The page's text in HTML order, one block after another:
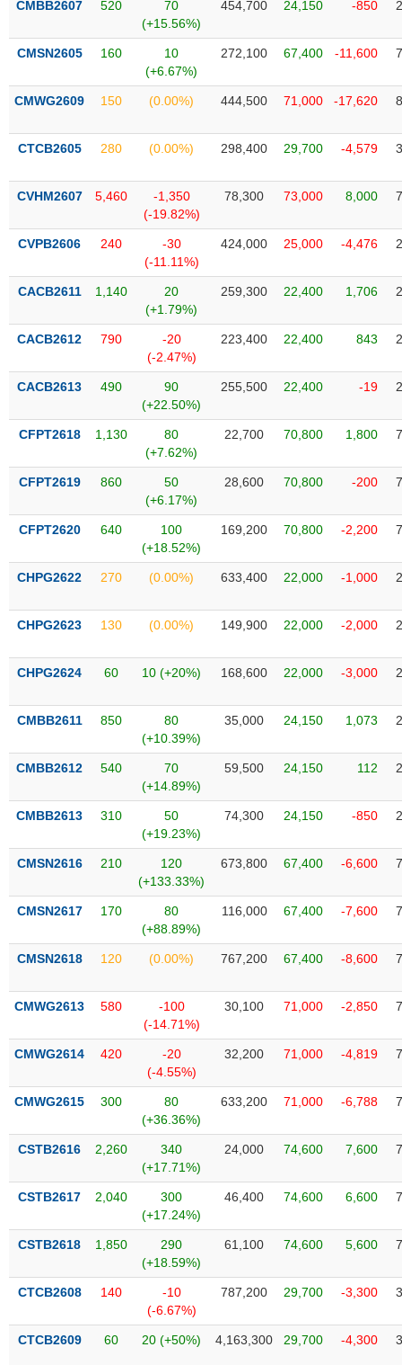
Tâm
thị
trường
CMBB2607 520
70
(+15.56%)
454,700 24,150 -850
CMSN2605 160
10
(+6.67%)
272,100 67,400 -11,600
CMWG2609 150 (0.00%) 444,500 71,000 -17,620
CTCB2605 280 (0.00%) 298,400 29,700 -4,579
CVHM2607 5,460
-1,350
(-19.82%)
78,300 73,000 8,000
CVPB2606 240
-30
(-11.11%)
424,000 25,000 -4,476
CACB2611 1,140
20
(+1.79%)
259,300 22,400 1,706
CACB2612 790
-20
(-2.47%)
223,400 22,400 843
CACB2613 490
90
(+22.50%)
255,500 22,400 -19
CFPT2618 1,130
80
(+7.62%)
22,700 70,800 1,800
CFPT2619 860
50
(+6.17%)
28,600 70,800 -200
CFPT2620 640
100
(+18.52%)
169,200 70,800 -2,200
CHPG2622 270 (0.00%) 633,400 22,000 -1,000
CHPG2623 130 (0.00%) 149,900 22,000 -2,000
CHPG2624 60 10 (+20%) 168,600 22,000 -3,000
CMBB2611 850
80
(+10.39%)
35,000 24,150 1,073
CMBB2612 540
70
(+14.89%)
59,500 24,150 112
CMBB2613 310
50
(+19.23%)
74,300 24,150 -850
CMSN2616 210
120
(+133.33%)
673,800 67,400 -6,600
CMSN2617 170
80
(+88.89%)
116,000 67,400 -7,600
CMSN2618 120 (0.00%) 767,200 67,400 -8,600
CMWG2613 580
-100
(-14.71%)
30,100 71,000 -2,850
CMWG2614 420
-20
(-4.55%)
32,200 71,000 -4,819
CMWG2615 300
80
(+36.36%)
633,200 71,000 -6,788
CSTB2616 2,260
340
(+17.71%)
24,000 74,600 7,600
CSTB2617 2,040
300
(+17.24%)
46,400 74,600 6,600
CSTB2618 1,850
290
(+18.59%)
61,100 74,600 5,600
CTCB2608 140
-10
(-6.67%)
787,200 29,700 -3,300
CTCB2609 60 20 (+50%) 4,163,300 29,700 -4,300
DÙNG
THIẾT
YẾU
TIÊU
THIẾT
YẾU
CHĂM
SỨC
TÀI
TIN
VỤ
THÔNG
TIỆN
ÍCH
BẤT
SẢN
Mã
chứng
(-)
Cổ phiếu Chỉ số
đạo
(-)
Tất cả Người nội bộ Người liên quan Cổ đông lớn